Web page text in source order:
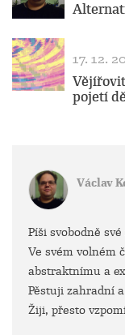
17. 12.
pojetí
Václav
Píši svobodně
Ve svém volném
abstraktnímu a
Pěstuji zahradní
Žiji, přesto